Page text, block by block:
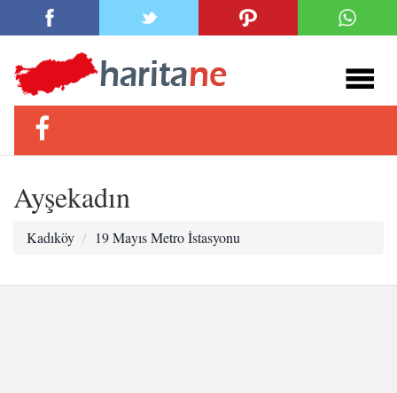
Ayşekadın
Kadıköy 19 Mayıs Metro İstasyonu